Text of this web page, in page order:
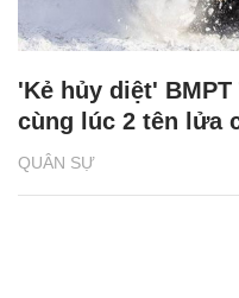
QUÂN SỰ
'Kẻ hủy diệt'
cùng lúc 2 tên lửa